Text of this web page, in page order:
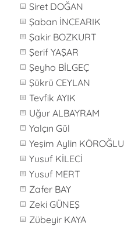
Siret DOĞAN
Şaban İNCEARIK
Şakir BOZKURT
Şerif YAŞAR
Şeyho BİLGEÇ
Şükrü CEYLAN
Tevfik AYIK
Uğur ALBAYRAM
Yalçın Gül
Yeşim Aylin KÖROĞLU
Yusuf KİLECİ
Yusuf MERT
Zafer BAY
Zeki GÜNEŞ
Zübeyir KAYA